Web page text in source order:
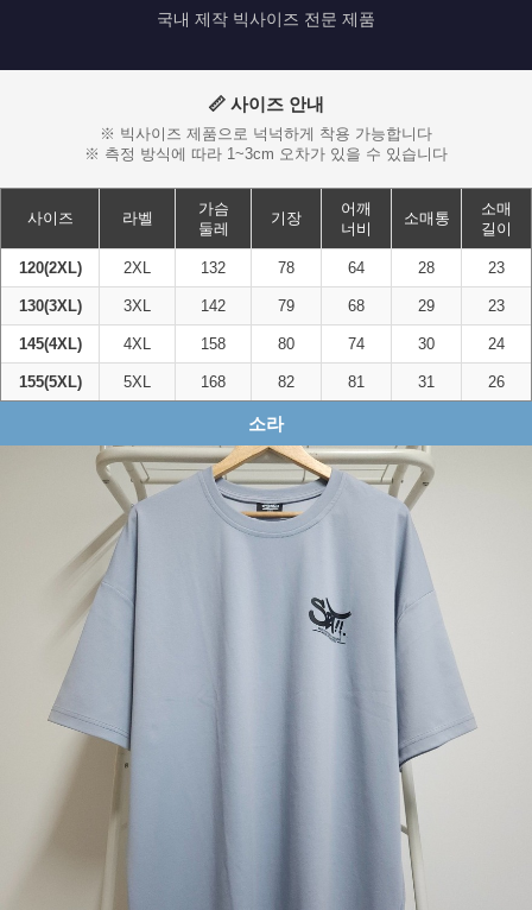
국내 제작 빅사이즈 전문 제품
📏 사이즈 안내
※ 빅사이즈 제품으로 넉넉하게 착용 가능합니다
※ 측정 방식에 따라 1~3cm 오차가 있을 수 있습니다
사이즈 라벨
가슴
둘레
기장
어깨
너비
소매통
소매
길이
120(2XL) 2XL 132 78 64 28 23
130(3XL) 3XL 142 79 68 29 23
145(4XL) 4XL 158 80 74 30 24
155(5XL) 5XL 168 82 81 31 26
소라